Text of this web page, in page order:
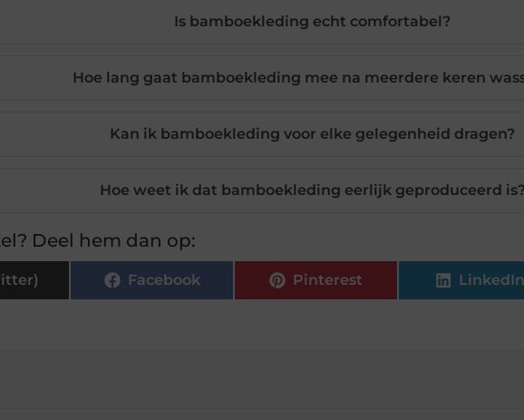
Is bamboekleding echt comfortabel?
Hoe lang gaat bamboekleding mee na meerdere keren
Kan ik bamboekleding voor elke gelegenheid dragen?
Hoe weet ik dat bamboekleding eerlijk geproduceerd is?
Deel hem dan op:
Facebook Pinterest LinkedIn